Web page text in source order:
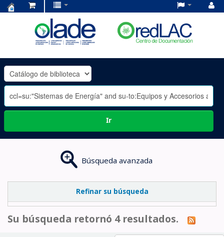
OLADE
-
Ir
Búsqueda avanzada
Refinar su búsqueda
Su búsqueda retornó 4 resultados.